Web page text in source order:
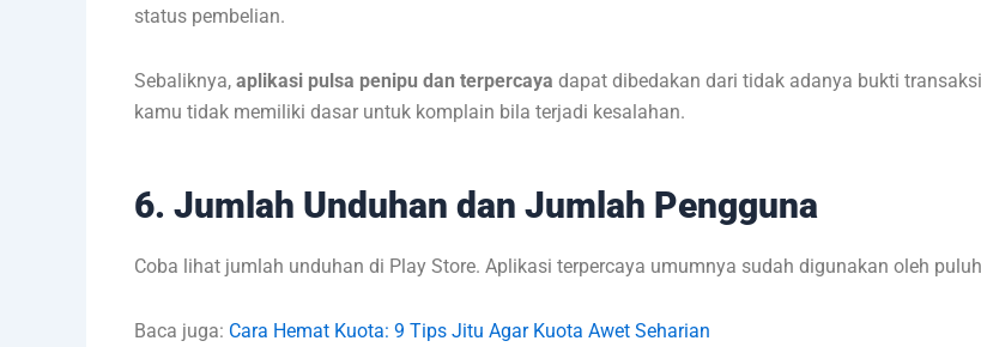
status pembelian.
Sebaliknya, aplikasi pulsa penipu dan terpercaya dapat dibedakan dari tidak adanya bukti
kamu tidak memiliki dasar untuk komplain bila terjadi kesalahan.
6. Jumlah Unduhan dan Jumlah Pengguna
Coba lihat jumlah unduhan di Play Store. Aplikasi terpercaya umumnya sudah digunakan oleh
Baca juga: Cara Hemat Kuota: 9 Tips Jitu Agar Kuota Awet Seharian